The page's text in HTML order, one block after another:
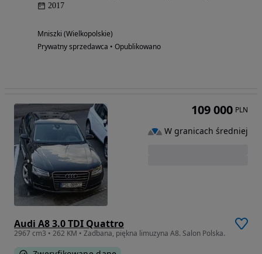
2017
Mniszki (Wielkopolskie)
Prywatny sprzedawca • Opublikowano
Audi A8 3.0 TDI Quattro
2967 cm3 • 262 KM • Zadbana, piękna limuzyna A8. Salon Polska.
109 000 PLN
W granicach średniej